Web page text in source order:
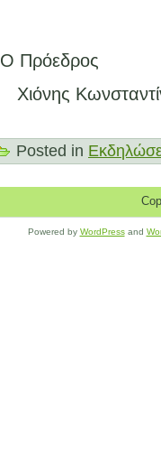
Ο
Χιόνης
Posted in
Powered by WordPressand